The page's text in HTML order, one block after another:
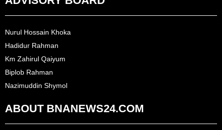
Nurul Hossain Khoka
Hadidur Rahman
Km Zahirul Qaiyum
Biplob Rahman
Nazimuddin Shymol
ABOUT BNANEWS24.COM